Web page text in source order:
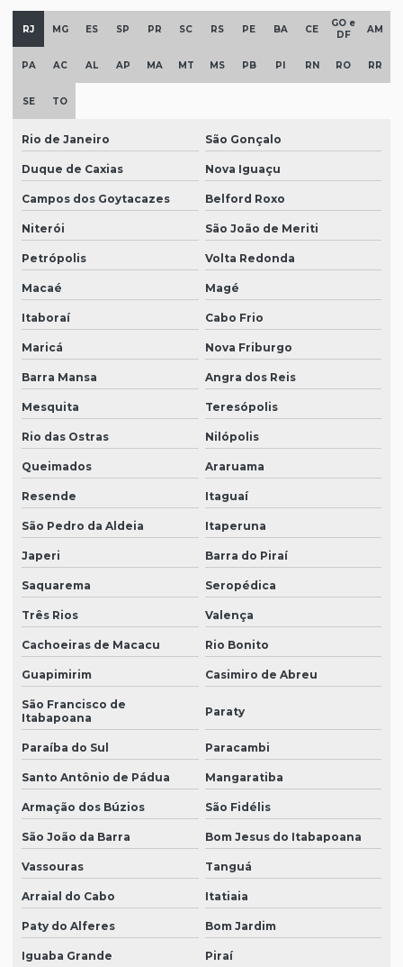
RJ MG ES SP PR SC RS PE BA CE
GO e
DF
AM
PA AC AL AP MA MT MS PB PI RN RO RR
SE TO
Rio de Janeiro São Gonçalo
Duque de Caxias Nova Iguaçu
Campos dos Goytacazes Belford Roxo
Niterói São João de Meriti
Petrópolis Volta Redonda
Macaé Magé
Itaboraí Cabo Frio
Maricá Nova Friburgo
Barra Mansa Angra dos Reis
Mesquita Teresópolis
Rio das Ostras Nilópolis
Queimados Araruama
Resende Itaguaí
São Pedro da Aldeia Itaperuna
Japeri Barra do Piraí
Saquarema Seropédica
Três Rios Valença
Cachoeiras de Macacu Rio Bonito
Guapimirim Casimiro de Abreu
São Francisco de
Itabapoana
Paraty
Paraíba do Sul Paracambi
Santo Antônio de Pádua Mangaratiba
Armação dos Búzios São Fidélis
São João da Barra Bom Jesus do Itabapoana
Vassouras Tanguá
Arraial do Cabo Itatiaia
Paty do Alferes Bom Jardim
Iguaba Grande Piraí